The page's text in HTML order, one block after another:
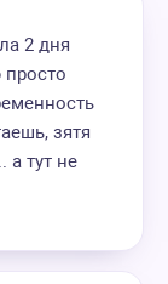
2 дня
зятя
а тут не